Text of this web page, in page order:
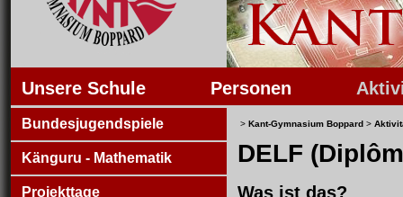
Unsere Schule Personen
Bundesjugendspiele
Känguru - Mathematik
Projekttage
> Kant-Gymnasium Boppard >
DELF
Was ist das?